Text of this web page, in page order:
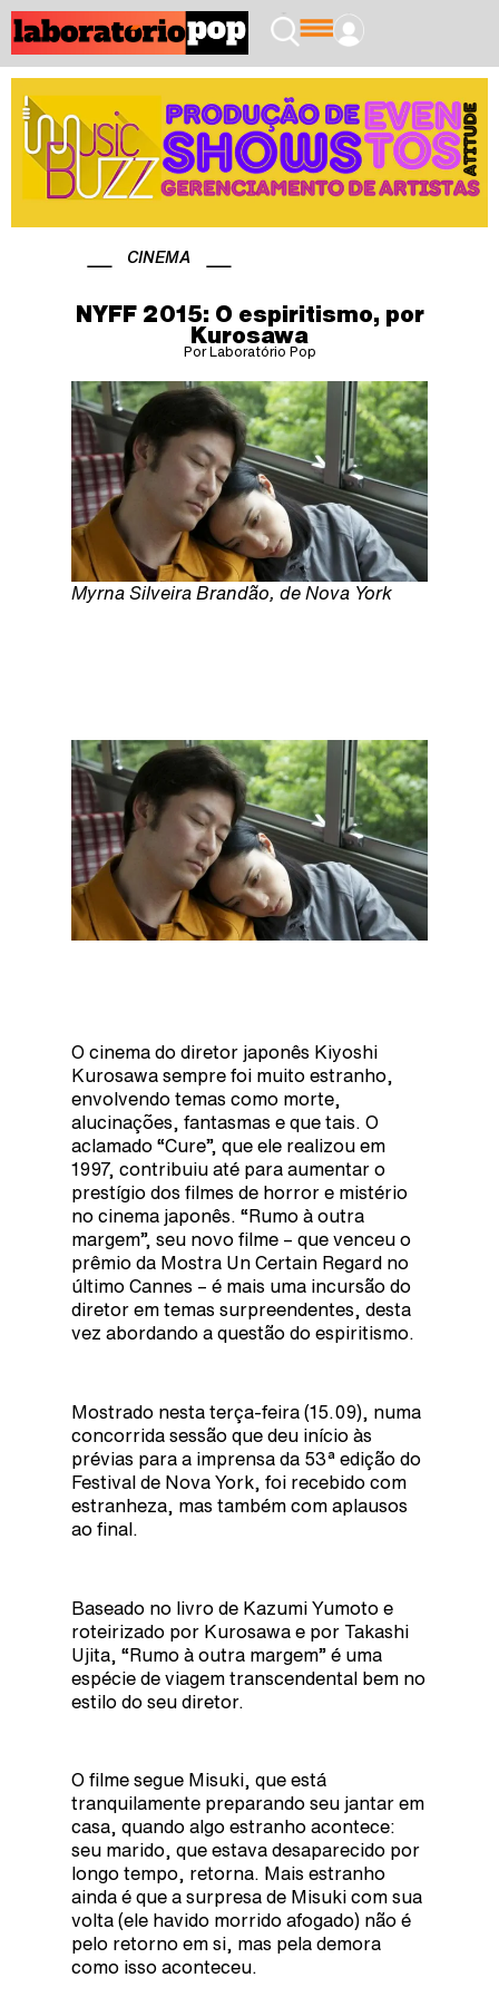
CINEMA
NYFF 2015: O espiritismo, por
Kurosawa
Por Laboratório Pop
Myrna Silveira Brandão, de Nova York
O cinema do diretor japonês Kiyoshi
Kurosawa sempre foi muito estranho,
envolvendo temas como morte,
alucinações, fantasmas e que tais. O
aclamado “Cure”, que ele realizou em
1997, contribuiu até para aumentar o
prestígio dos filmes de horror e mistério
no cinema japonês. “Rumo à outra
margem”, seu novo filme – que venceu o
prêmio da Mostra Un Certain Regard no
último Cannes – é mais uma incursão do
diretor em temas surpreendentes, desta
vez abordando a questão do espiritismo.
Mostrado nesta terça-feira (15.09), numa
concorrida sessão que deu início às
prévias para a imprensa da 53ª edição do
Festival de Nova York, foi recebido com
estranheza, mas também com aplausos
ao final.
Baseado no livro de Kazumi Yumoto e
roteirizado por Kurosawa e por Takashi
Ujita, “Rumo à outra margem” é uma
espécie de viagem transcendental bem no
estilo do seu diretor.
O filme segue Misuki, que está
tranquilamente preparando seu jantar em
casa, quando algo estranho acontece:
seu marido, que estava desaparecido por
longo tempo, retorna. Mais estranho
ainda é que a surpresa de Misuki com sua
volta (ele havido morrido afogado) não é
pelo retorno em si, mas pela demora
como isso aconteceu.